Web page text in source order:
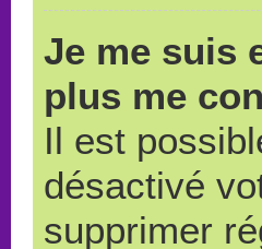
Je me suis
plus me
Il est
désactivé
supprimer